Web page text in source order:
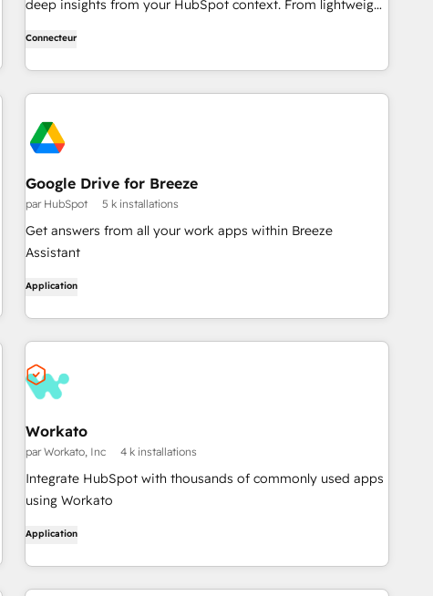
deep insights from your HubSpot context. From lightweight
Connecteur
Google Drive for Breeze
par HubSpot 5 k installations
Get answers from all your work apps within Breeze
Assistant
Application
Workato
par Workato, Inc 4 k installations
Integrate HubSpot with thousands of commonly used apps
using Workato
Application